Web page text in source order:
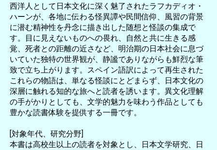
西洋人として日本文化に深く魅了されたラフカディオ・
ハーンが、各地に伝わる怪異譚や民間信仰、風習の背景
に潜む精神性を丹念に描き出した随想と怪談の集成で
す。目に見えないものへの畏れ、自然と共に生きる感
覚、死者との距離の近さなど、明治期の日本社会に息づ
いていた独特の世界観が、静謐でありながらも鮮烈な筆
致で立ち上がります。スペイン語訳によって再生された
これらの物語は、単なる怪談にとどまらず、日本文化の
深層に触れる知的な旅へと読者を誘います。異文化理解
の手がかりとしても、文学的魅力を味わう作品としても
豊かな読書体験を提供する一冊です。
[対象年代、研究分野]
本書は高校生以上の読者を対象とし、日本文学研究、日